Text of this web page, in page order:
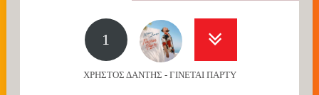
1
ΧΡΗΣΤΟΣ ΔΑΝΤΗΣ - ΓΙΝΕΤΑΙ ΠΑΡΤΥ